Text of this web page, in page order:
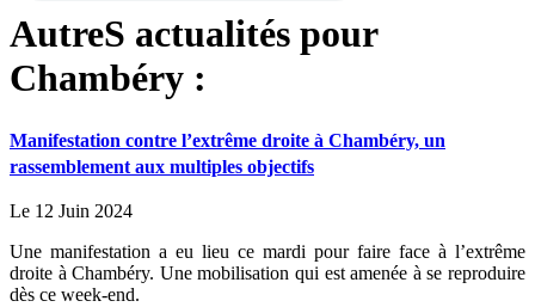
AutreS actualités pour
Chambéry :
Manifestation contre l’extrême droite à Chambéry, un
rassemblement aux multiples objectifs
Le 12 Juin 2024
Une manifestation a eu lieu ce mardi pour faire face à l’extrême
droite à Chambéry. Une mobilisation qui est amenée à se reproduire
dès ce week-end.